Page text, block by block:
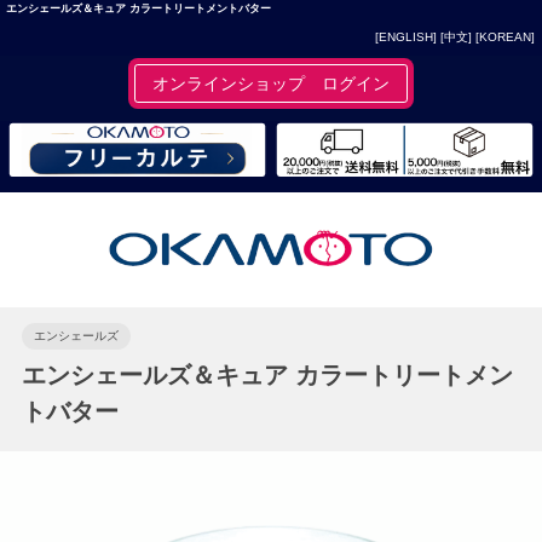
エンシェールズ＆キュア カラートリートメントバター
[ENGLISH] [中文] [KOREAN]
オンラインショップ ログイン
エンシェールズ
エンシェールズ＆キュア カラートリートメン
トバター